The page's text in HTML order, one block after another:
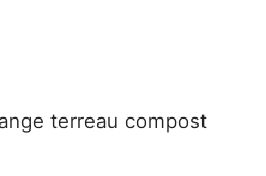
terreau compost